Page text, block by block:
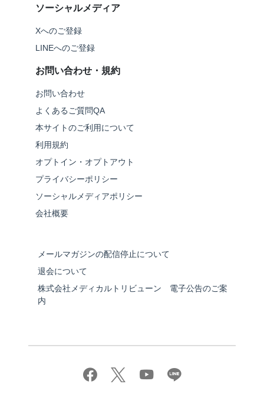
ソーシャルメディア
Xへのご登録
LINEへのご登録
お問い合わせ・規約
お問い合わせ
よくあるご質問QA
本サイトのご利用について
利用規約
オプトイン・オプトアウト
プライバシーポリシー
ソーシャルメディアポリシー
会社概要
メールマガジンの配信停止について
退会について
株式会社メディカルトリビューン 電子公告のご案
内